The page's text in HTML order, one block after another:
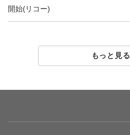
開始(リコー)
もっと見る